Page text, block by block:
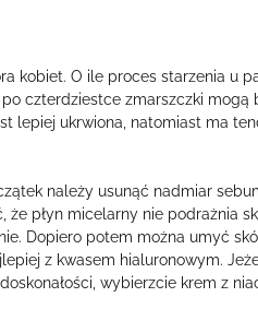
kobiet. O ile proces starzenia u
czterdziestce zmarszczki mogą
lepiej ukrwiona, natomiast ma
należy usunąć nadmiar
płyn micelarny nie podrażnia
Dopiero potem można umyć
z kwasem hialuronowym.
wybierzcie krem z